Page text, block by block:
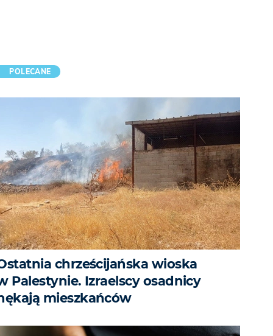
POLECANE
chrześcijańska wioska
Palestynie. Izraelscy osadnicy
mieszkańców